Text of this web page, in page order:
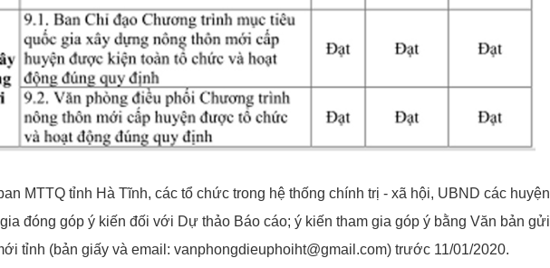
MTTQ tỉnh Hà Tĩnh, các tổ chức trong hệ thống chính trị - xã hội, UBND các
đóng góp ý kiến đối với Dự thảo Báo cáo; ý kiến tham gia góp ý bằng Văn bản
tỉnh (bản giấy và email: vanphongdieuphoiht@gmail.com) trước 11/01/2020.